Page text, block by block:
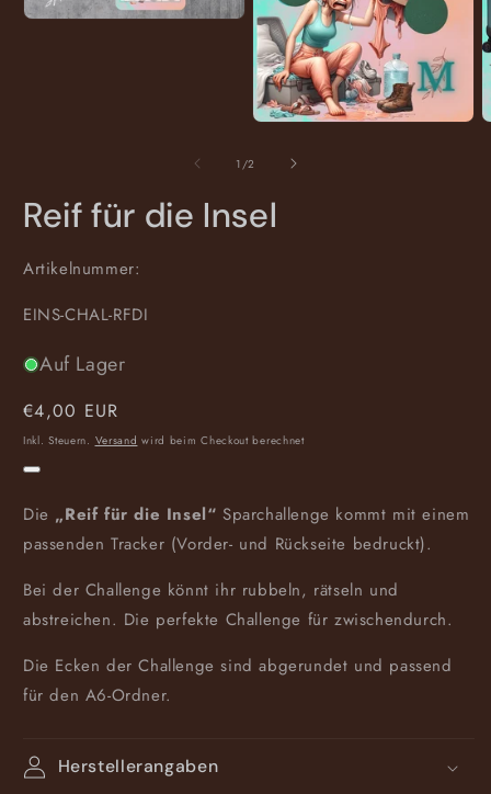
in
1 /von
2
Reif für die Insel
Artikelnummer:
SKU:
EINS-CHAL-RFDI
Auf Lager
Normaler
Preis
€4,00 EUR
Inkl. Steuern. Versand wird beim Checkout berechnet
Die „Reif für die Insel“ Sparchallenge kommt mit einem
passenden Tracker (Vorder- und Rückseite bedruckt).
Bei der Challenge könnt ihr rubbeln, rätseln und
abstreichen. Die perfekte Challenge für zwischendurch.
Die Ecken der Challenge sind abgerundet und passend
für den A6-Ordner.
Herstellerangaben